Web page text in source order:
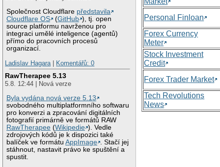
Společnost Cloudflare představila
Cloudflare OS
(GitHub ), tj. open
source platformu navrženou pro
integraci umělé inteligence (agentů)
přímo do pracovních procesů
organizací.
Ladislav Hagara
Komentářů: 0
RawTherapee 5.13
5.8. 12:44 | Nová verze
Byla vydána nová verze 5.13
svobodného multiplatformního softwaru
pro konverzi a zpracování digitálních
fotografií primárně ve formátů RAW
RawTherapee (Wikipedie ). Vedle
zdrojových kódů je k dispozici také
balíček ve formátuAppImage . Stačí jej
stáhnout, nastavit právo ke spuštění a
spustit.
Personal Finloan
Forex Currency
Meter
Stock Investment
Credit
Forex Trader Market
Tech Revolutions
News